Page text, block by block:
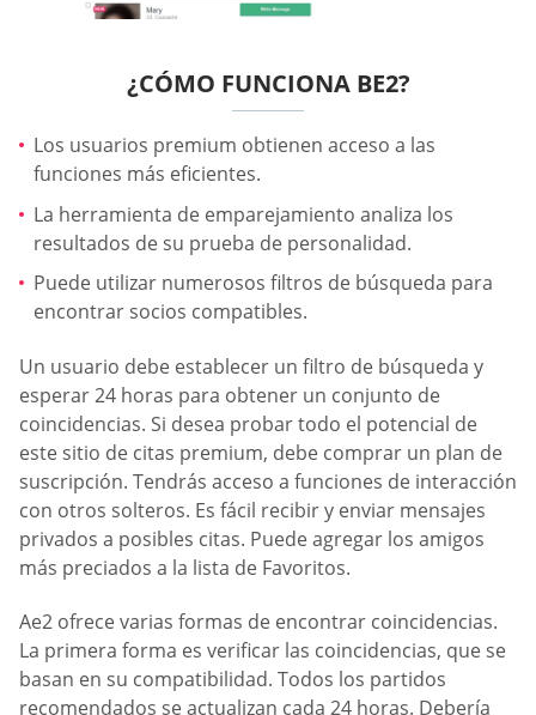
¿CÓMO FUNCIONA BE2?
Los usuarios premium obtienen acceso a las
funciones más eficientes.
La herramienta de emparejamiento analiza los
resultados de su prueba de personalidad.
Puede utilizar numerosos filtros de búsqueda para
encontrar socios compatibles.
Un usuario debe establecer un filtro de búsqueda y
esperar 24 horas para obtener un conjunto de
coincidencias. Si desea probar todo el potencial de
este sitio de citas premium, debe comprar un plan de
suscripción. Tendrás acceso a funciones de interacción
con otros solteros. Es fácil recibir y enviar mensajes
privados a posibles citas. Puede agregar los amigos
más preciados a la lista de Favoritos.
Ae2 ofrece varias formas de encontrar coincidencias.
La primera forma es verificar las coincidencias, que se
basan en su compatibilidad. Todos los partidos
recomendados se actualizan cada 24 horas. Debería